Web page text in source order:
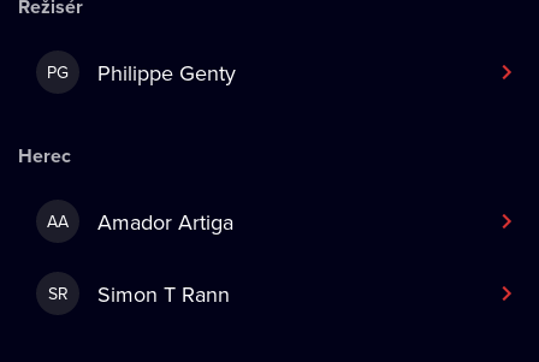
Režisér
PG Philippe Genty
Herec
AA Amador Artiga
SR Simon T Rann